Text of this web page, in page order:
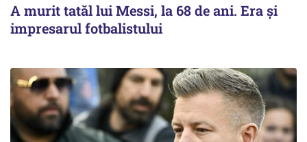
A murit tatăl lui Messi, la 68 de ani. Era și
impresarul fotbalistului